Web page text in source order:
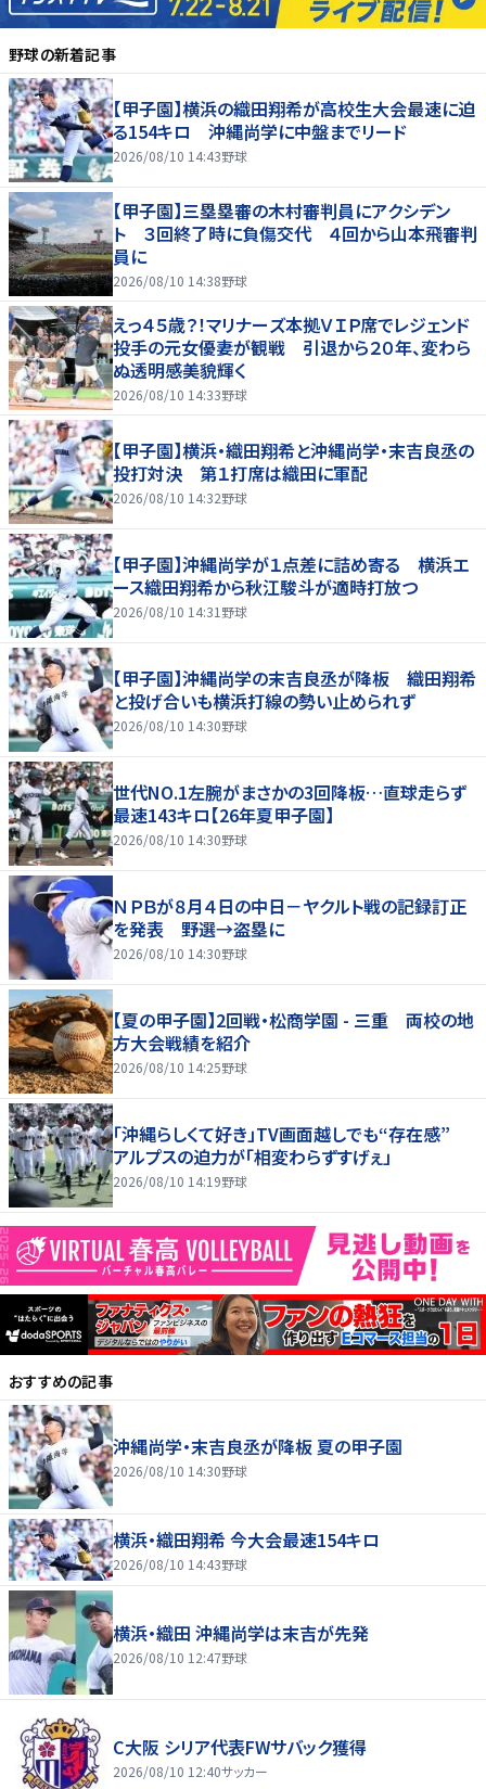
野球の新着記事
【甲子園】横浜の織田翔希が高校生大会最速に迫
る154キロ 沖縄尚学に中盤までリード
2026/08/10 14:43野球
【甲子園】三塁塁審の木村審判員にアクシデン
ト ３回終了時に負傷交代 ４回から山本飛審判
員に
2026/08/10 14:38野球
えっ４５歳？！マリナーズ本拠ＶＩＰ席でレジェンド
投手の元女優妻が観戦 引退から２０年、変わら
ぬ透明感美貌輝く
2026/08/10 14:33野球
【甲子園】横浜・織田翔希と沖縄尚学・末吉良丞の
投打対決 第１打席は織田に軍配
2026/08/10 14:32野球
【甲子園】沖縄尚学が１点差に詰め寄る 横浜エ
ース織田翔希から秋江駿斗が適時打放つ
2026/08/10 14:31 野球
【甲子園】沖縄尚学の末吉良丞が降板 織田翔希
と投げ合いも横浜打線の勢い止められず
2026/08/10 14:30野球
世代NO.1左腕がまさかの3回降板…直球走らず
最速143キロ【26年夏甲子園】
2026/08/10 14:30野球
ＮＰＢが８月４日の中日－ヤクルト戦の記録訂正
を発表 野選→盗塁に
2026/08/10 14:30野球
【夏の甲子園】2回戦・松商学園 - 三重 両校の地
方大会戦績を紹介
2026/08/10 14:25野球
「沖縄らしくて好き」TV画面越しでも“存在感”
アルプスの迫力が「相変わらずすげぇ」
2026/08/10 14:19野球
おすすめの記事
沖縄尚学・末吉良丞が降板 夏の甲子園
2026/08/10 14:30野球
横浜・織田翔希 今大会最速154キロ
2026/08/10 14:43野球
横浜・織田 沖縄尚学は末吉が先発
2026/08/10 12:47野球
C大阪 シリア代表FWサバック獲得
2026/08/10 12:40サッカー